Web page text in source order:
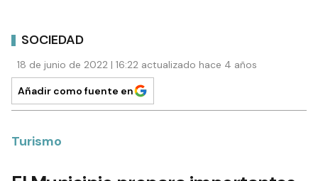
SOCIEDAD
18 de junio de 2022 | 16:22 actualizado hace 4 años
Añadir como fuente en
Turismo